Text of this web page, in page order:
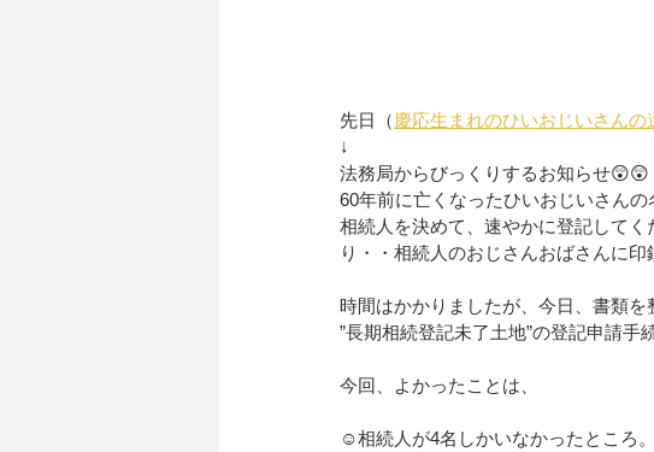
先日（ 慶応生まれのひいおじいさん
↓
法務局からびっくりするお知らせ😲😲
60年前に亡くなったひいおじいさん
相続人を決めて、速やかに登記して
り・・相続人のおじさんおばさんに
時間はかかりましたが、今日、書類を
”長期相続登記未了土地”の登記申請手
今回、よかったことは、
☺相続人が4名しかいなかったところ。